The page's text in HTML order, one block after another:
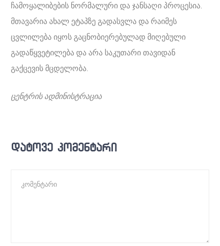
ჩამოყალიბების ნორმალური და ჯანსაღი პროცესია.
მთავარია ახალ ეტაპზე გადასვლა და რაიმეს
ცვლილება იყოს გაცნობიერებულად მიღებული
გადაწყვეტილება და არა საკუთარი თავიდან
გაქცევის მცდელობა.
ცენტრის ადმინისტრაცია
დატოვე კომენტარი